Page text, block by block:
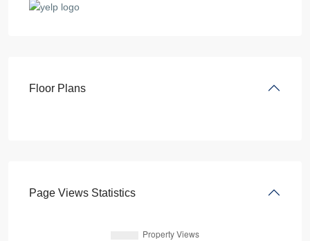
Floor Plans
Page Views Statistics